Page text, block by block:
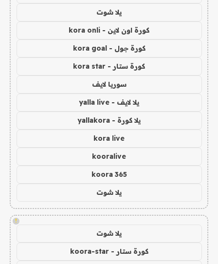
يلا شوت
كورة اون لاين - kora onli
كورة جول - kora goal
كورة ستار - kora star
سوريا لايف
يلا لايف - yalla live
يلا كورة - yallakora
kora live
kooralive
koora 365
يلا شوت
!
يلا شوت
كورة ستار - koora-star